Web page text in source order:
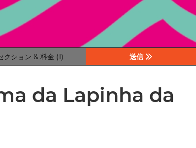
クション & 料金 (1) 送信
da Lapinha da